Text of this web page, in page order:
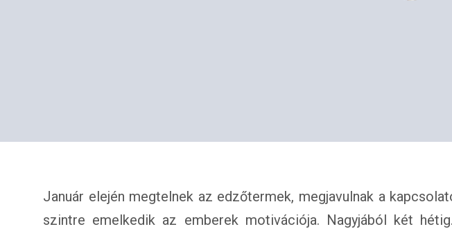
Január elején megtelnek az edzőtermek, megjavulnak a
szintre emelkedik az emberek motivációja. Nagyjából két